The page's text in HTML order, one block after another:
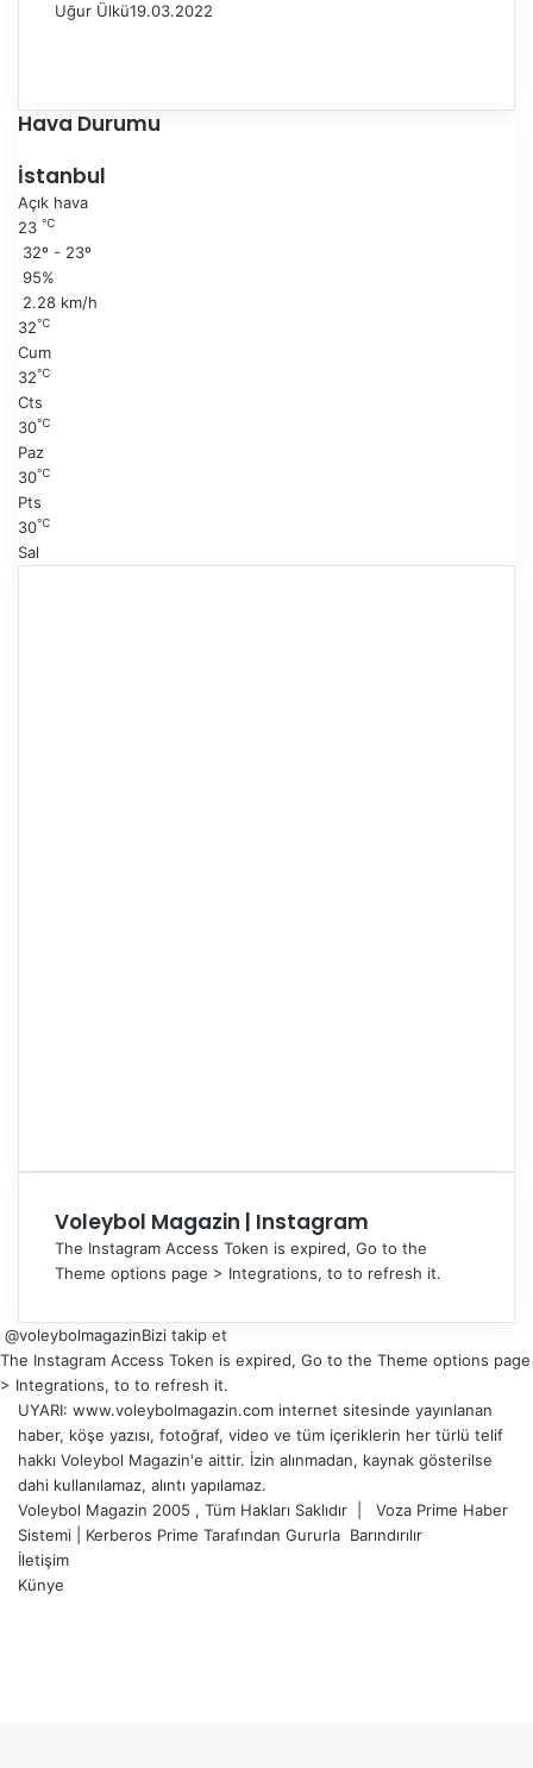
Uğur Ülkü19.03.2022
e
k
s
a
n
k
i
f
Hava Durumu
İstanbul
Açık hava
23 ℃
32º - 23º
95%
2.28 km/h
32℃
Cum
32℃
Cts
30℃
Paz
30℃
Pts
30℃
Sal
Voleybol Magazin | Instagram
The Instagram Access Token is expired, Go to the
Theme options page > Integrations, to to refresh it.
@voleybolmagazinBizi takip et
The Instagram Access Token is expired, Go to the Theme options page
> Integrations, to to refresh it.
UYARI: www.voleybolmagazin.com internet sitesinde yayınlanan
haber, köşe yazısı, fotoğraf, video ve tüm içeriklerin her türlü telif
hakkı Voleybol Magazin'e aittir. İzin alınmadan, kaynak gösterilse
dahi kullanılamaz, alıntı yapılamaz.
Voleybol Magazin 2005 , Tüm Hakları Saklıdır | Voza Prime Haber
Sistemi
Kerberos Prime Tarafından Gururla Barındırılır
İletişim
Künye